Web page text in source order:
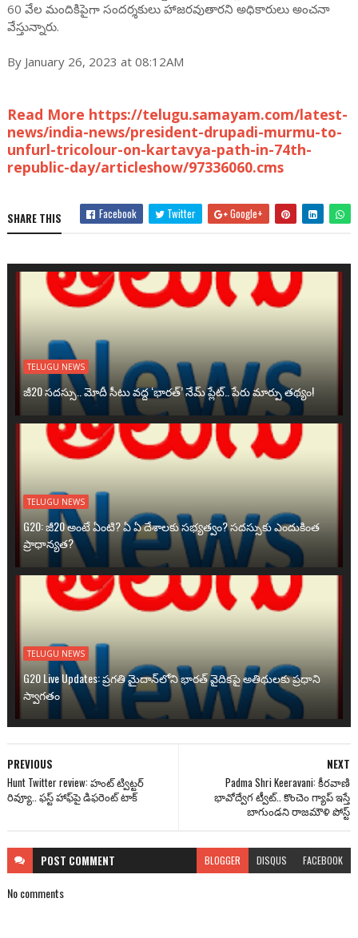
60 వేల మందికిపైగా సందర్శకులు హాజరవుతారని అధికారులు అంచనా
వేస్తున్నారు.
By January 26, 2023 at 08:12AM
Read More https://telugu.samayam.com/latest-
news/india-news/president-drupadi-murmu-to-
unfurl-tricolour-on-kartavya-path-in-74th-
republic-day/articleshow/97336060.cms
SHARE THIS Facebook Twitter Google+
TELUGU NEWS
జీ20 సదస్సు.. మోదీ సీటు వద్ద ‘భారత్’ నేమ్ ప్లేట్‌.. పేరు మార్పు తథ్యం!
TELUGU NEWS
G20: జీ20 అంటే ఏంటి? ఏ ఏ దేశాలకు సభ్యత్వం? సదస్సుకు ఎందుకింత
ప్రాధాన్యత?
TELUGU NEWS
G20 Live Updates: ప్రగతి మైదాన్‌లోని భారత్ వైదికపై అతిథులకు ప్రధాని
స్వాగతం
NEXT
Padma Shri Keeravani: కీరవాణి
భావోద్వేగ ట్వీట్.. కొంచెం గ్యాప్ ఇస్తే
బాగుండని రాజమౌళి పోస్ట్
PREVIOUS
Hunt Twitter review: హంట్ ట్విట్టర్
రివ్యూ.. ఫస్ట్ హాఫ్‌పై డిఫరెంట్ టాక్
POST COMMENT BLOGGER DISQUS FACEBOOK
No comments